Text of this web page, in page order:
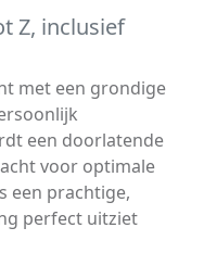
Z, inclusief
met een grondige
een doorlatende
voor optimale
een prachtige,
perfect uitziet